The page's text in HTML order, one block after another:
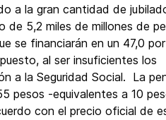
a la gran cantidad de
de 5,2 miles de millones de
se financiarán en un 47,0 por
al ser insuficientes los
a la Seguridad Social. La
pesos -equivalentes a 10
con el precio oficial de